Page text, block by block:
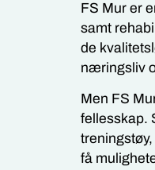
FS Mur er
samt
de
næringsliv
Men FS
fellesskap.
få